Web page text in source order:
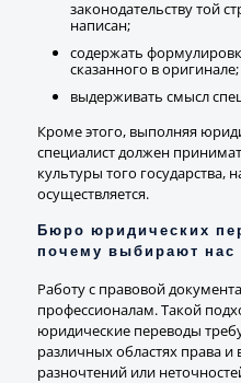
законодательству той
написан;
содержать
сказанного в оригинале;
выдерживать смысл
Кроме этого, выполняя
специалист должен
культуры того государства,
осуществляется.
Бюро юридических
почему выбирают нас
Работу с правовой
профессионалам. Такой
юридические переводы
различных областях права
разночтений или
ПЕРЕЗВОНИТЬ
ВАМ?